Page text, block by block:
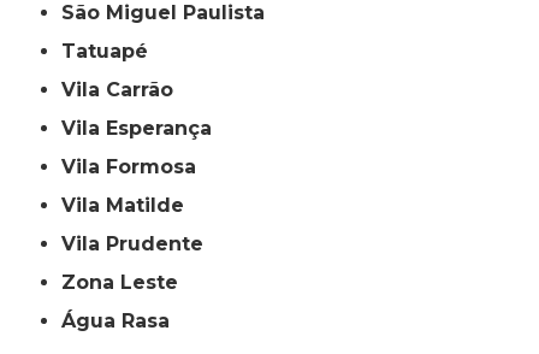
São Miguel Paulista
Tatuapé
Vila Carrão
Vila Esperança
Vila Formosa
Vila Matilde
Vila Prudente
Zona Leste
Água Rasa